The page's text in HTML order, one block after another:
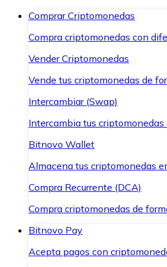
Comprar Criptomonedas
Compra criptomonedas con
Vender Criptomonedas
Vende tus criptomonedas de
Intercambiar (Swap)
Intercambia tus
Bitnovo Wallet
Almacena tus criptomonedas
Compra Recurrente (DCA)
Compra criptomonedas de
Bitnovo Pay
Acepta pagos con